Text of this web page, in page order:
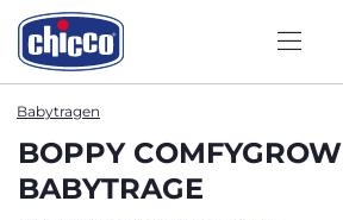
Babytragen
BOPPY COMFYGROW
BABYTRAGE